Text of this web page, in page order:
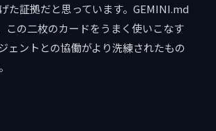
た証拠だと思っています。GEMINI.md
この二枚のカードをうまく使いこなす
ェントとの協働がより洗練されたもの